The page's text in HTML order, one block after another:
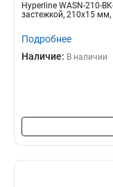
Hyperline WASN-210-
застежкой, 210x15
Подробнее
Наличие: В наличии